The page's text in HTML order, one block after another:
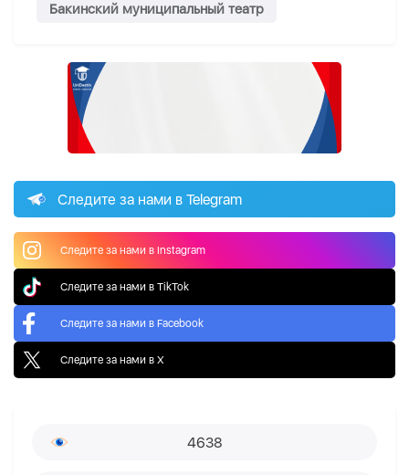
Бакинский муниципальный театр
Следите за нами в Telegram
Следите за нами в Instagram
Следите за нами в TikTok
Следите за нами в Facebook
Следите за нами в X
4638